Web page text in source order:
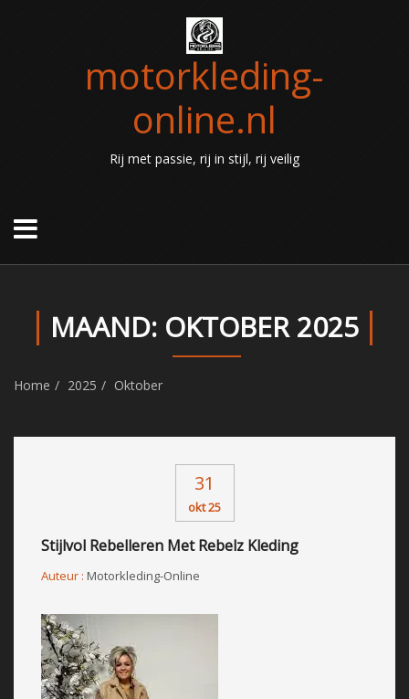
motorkleding-
online.nl
Rij met passie, rij in stijl, rij veilig
MAAND: OKTOBER 2025
Home 2025 Oktober
31
okt 25
Stijlvol Rebelleren Met Rebelz Kleding
Auteur : Motorkleding-Online